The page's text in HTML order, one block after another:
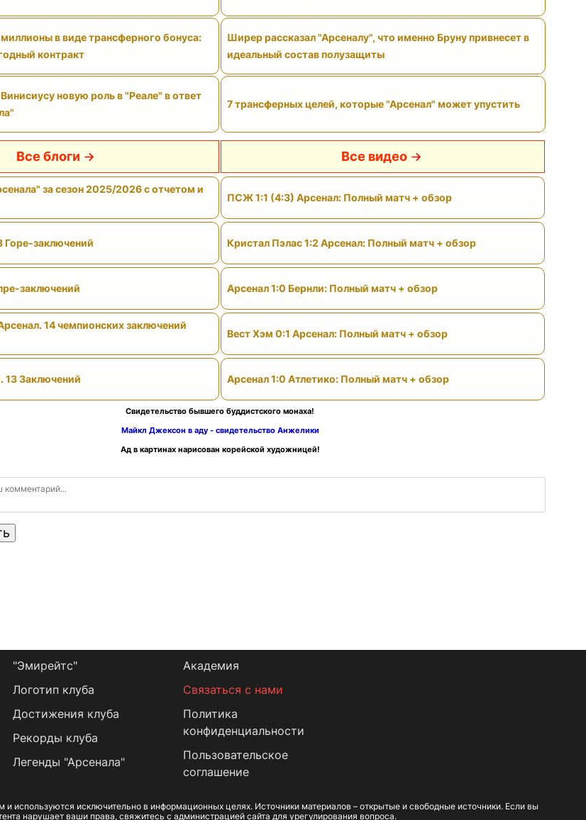
в виде трансферного бонуса:
контракт
Ширер рассказал "Арсеналу", что именно Бруну привнесет в
идеальный состав полузащиты
новую роль в "Реале" в ответ
7 трансферных целей, которые "Арсенал" может упустить
Все блоги
за сезон 2025/2026 с отчетом и
Горе-заключений
заключений
14 чемпионских заключений
13 Заключений
Все видео
ПСЖ 1:1 (4:3) Арсенал: Полный матч + обзор
Кристал Пэлас 1:2 Арсенал: Полный матч + обзор
Арсенал 1:0 Бернли: Полный матч + обзор
Вест Хэм 0:1 Арсенал: Полный матч + обзор
Арсенал 1:0 Атлетико: Полный матч + обзор
Свидетельство бывшего буддистского монаха!
Майкл Джексон в аду - свидетельство Анжелики
Ад в картинах нарисован корейской художницей!
"Эмирейтс"
Логотип клуба
Достижения клуба
Рекорды клуба
Легенды "Арсенала"
Академия
Связаться с нами
Политика
конфиденциальности
Пользовательское
соглашение
используются исключительно в информационных целях. Источники материалов – открытые и свободные источники. Если вы
нарушает ваши права, свяжитесь с администрацией сайта для урегулирования вопроса.